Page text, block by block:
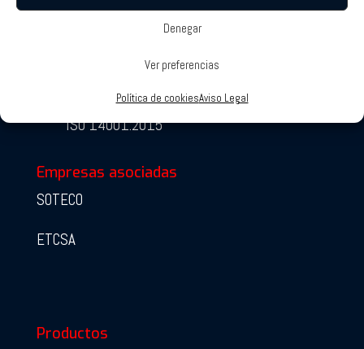
Denegar
Ver preferencias
Política de cookiesAviso Legal
ISO 14001:2015
Empresas asociadas
SOTECO
ETCSA
Productos